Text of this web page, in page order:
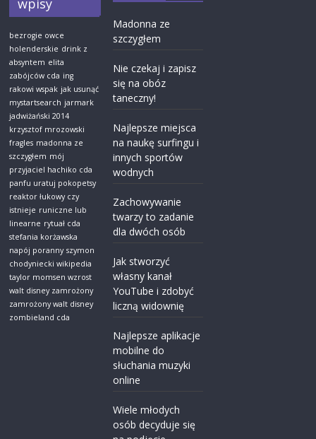
wpisy
bezrogie owce
holenderskie drink z
absyntem elita
zabójców cda ing
rakowi wspak jak usunąć
mystartsearch jarmark
jadwiżański 2014
krzysztof mrozowski
fragles madonna ze
szczygłem mój
przyjaciel hachiko cda
panfu uratuj pokopetsy
reaktor łukowy czy
istnieje runiczne lub
linearne rytuał cda
stefania korżawska
napój poranny szymon
chodyniecki wikipedia
taylor momsen wzrost
walt disney zamrożony
zamrożony walt disney
zombieland cda
Madonna ze
szczygłem
Nie czekaj i zapisz
się na obóz
taneczny!
Najlepsze miejsca
na naukę surfingu i
innych sportów
wodnych
Zachowywanie
twarzy to zadanie
dla dwóch osób
Jak stworzyć
własny kanał
YouTube i zdobyć
liczną widownię
Najlepsze aplikacje
mobilne do
słuchania muzyki
online
Wiele młodych
osób decyduje się